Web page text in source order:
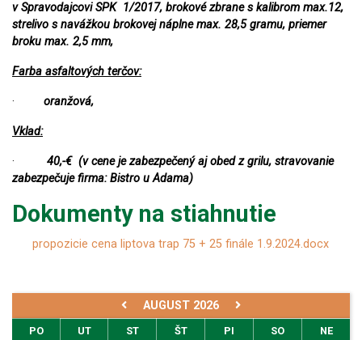
v Spravodajcovi SPK 1/2017, brokové zbrane s kalibrom max.12,
strelivo s navážkou brokovej náplne max. 28,5 gramu, priemer
broku max. 2,5 mm,
Farba asfaltových terčov:
· oranžová,
Vklad:
·
40,-€ (v cene je zabezpečený aj obed z grilu, stravovanie
zabezpečuje firma: Bistro u Adama)
Dokumenty na stiahnutie
propozicie cena liptova trap 75 + 25 finále 1.9.2024.docx
AUGUST 2026
PO UT ST ŠT PI SO NE